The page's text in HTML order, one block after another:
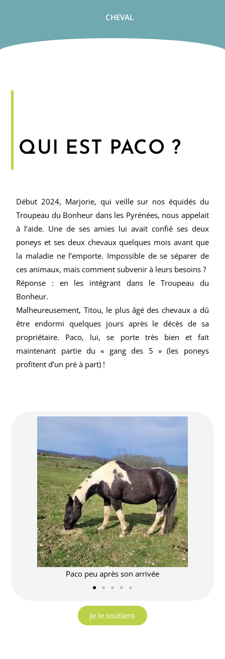
CHEVAL
QUI EST PACO ?
Début 2024, Marjorie, qui veille sur nos équidés du
Troupeau du Bonheur dans les Pyrénées, nous appelait
à l’aide. Une de ses amies lui avait confié ses deux
poneys et ses deux chevaux quelques mois avant que
la maladie ne l’emporte. Impossible de se séparer de
ces animaux, mais comment subvenir à leurs besoins ?
Réponse : en les intégrant dans le Troupeau du
Bonheur.
Malheureusement, Titou, le plus âgé des chevaux a dû
être endormi quelques jours après le décès de sa
propriétaire. Paco, lui, se porte très bien et fait
maintenant partie du « gang des 5 » (les poneys
profitent d’un pré à part) !
Paco peu après son arrivée
Je le soutiens